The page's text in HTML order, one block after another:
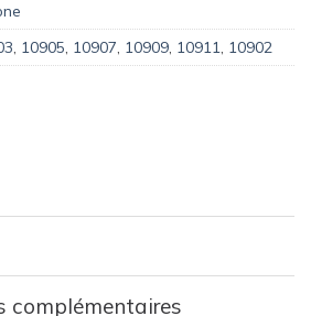
, 10905, 10907, 10909, 10911, 10902
complémentaires